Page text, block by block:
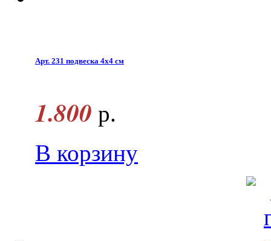
Арт. 231 подвеска 4x4 см
1.800 р.
В корзину